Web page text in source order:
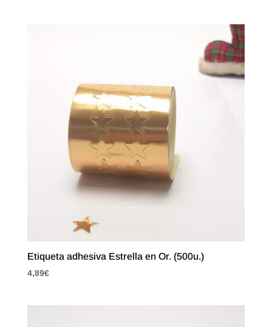
Etiqueta adhesiva Estrella en Or. (500u.)
4,89€